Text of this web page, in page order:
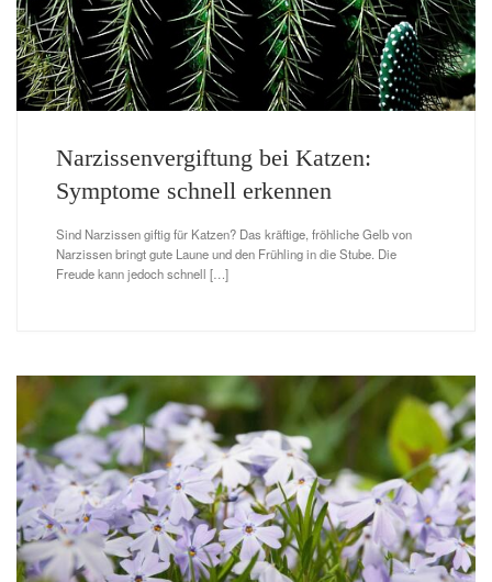
Narzissenvergiftung bei Katzen:
Symptome schnell erkennen
Sind Narzissen giftig für Katzen? Das kräftige, fröhliche Gelb von
Narzissen bringt gute Laune und den Frühling in die Stube. Die
Freude kann jedoch schnell […]